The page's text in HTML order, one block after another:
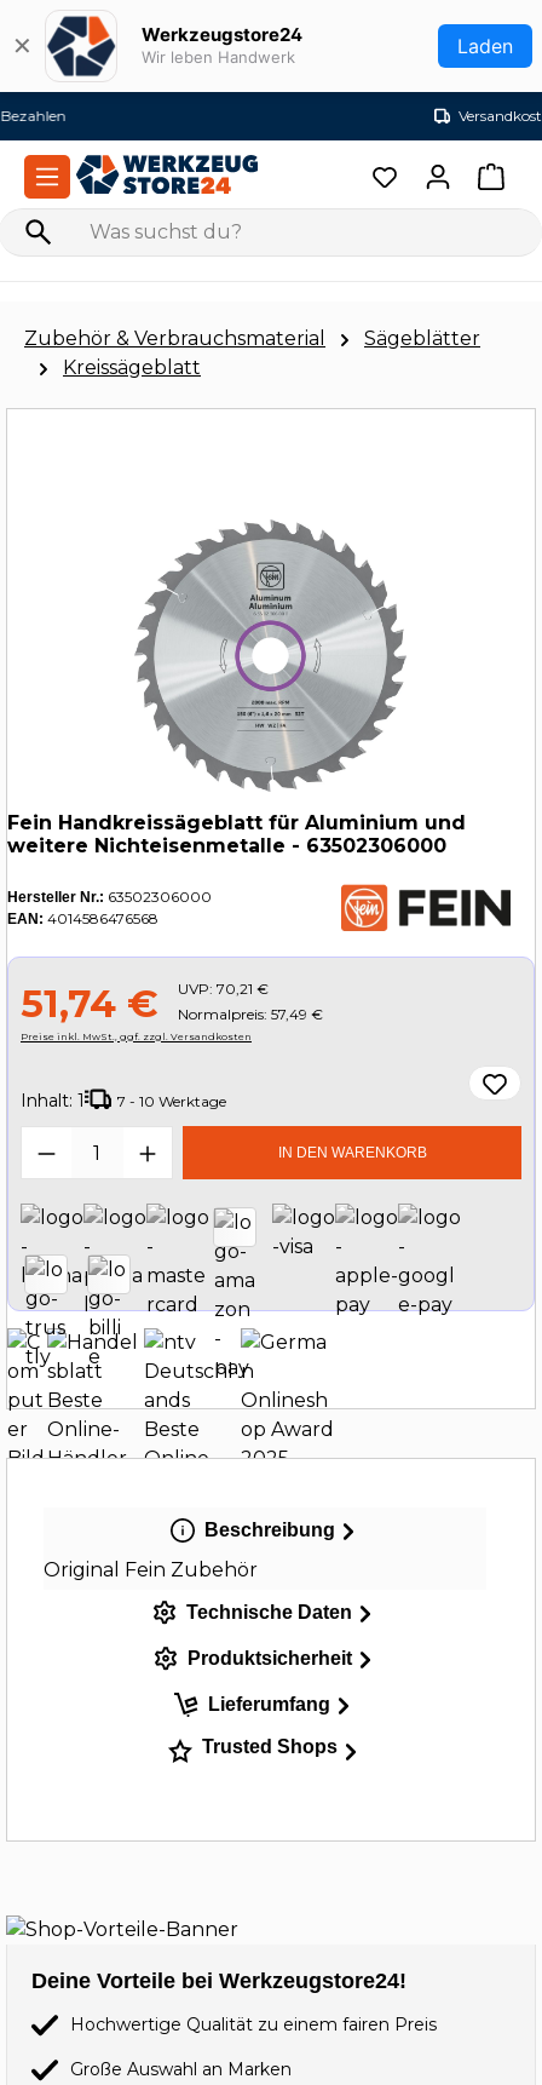
Zum Hauptinhalt springen
✕ Werkzeugstore24
Wir leben Handwerk Laden
Zubehör & Verbrauchsmaterial
Sägeblätter
Kreissägeblatt
Fein Handkreissägeblatt für Aluminium und
weitere Nichteisenmetalle - 63502306000
Hersteller Nr.: 63502306000
EAN: 4014586476568
51,74 € UVP: 70,21 €
Normalpreis: 57,49 €
Preise inkl. MwSt., ggf. zzgl. Versandkosten
Inhalt: 1 7 - 10 Werktage
Produkt Anzahl: Gib denIN DEN WARENKORB
Beschreibung
Original Fein Zubehör
Technische Daten
Produktsicherheit
Lieferumfang
Trusted Shops
Deine Vorteile bei Werkzeugstore24!
Hochwertige Qualität zu einem fairen Preis
Große Auswahl an Marken